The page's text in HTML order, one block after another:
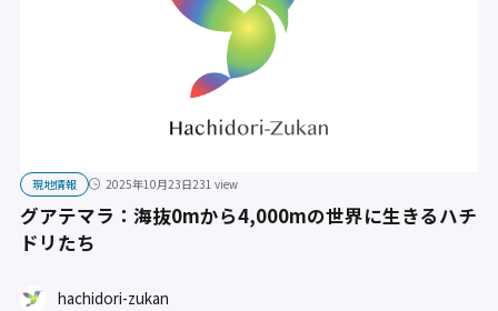
現地情報 2025年10月23日231 view
グアテマラ：海抜0mから4,000mの世界に生きるハチ
ドリたち
hachidori-zukan